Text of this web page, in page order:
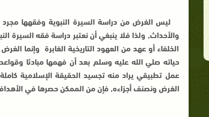
ليس الغرض من دراسة السيرة النبوية وفقهها
والأحداث, ولذا فلا ينبغي أن نعتبر دراسة فقه السيرة
الخلفاء أو عهد من العهود التاريخية الغابرة وإنما
حياته صلي الله عليه وسلم بعد أن فهمها مبادئا
عمل تطبيقي يراد منه تجسيد الحقيقة الإسلامية
الغرض ونصنف أجزاءه, فإن من الممكن حصرها في الأهداف